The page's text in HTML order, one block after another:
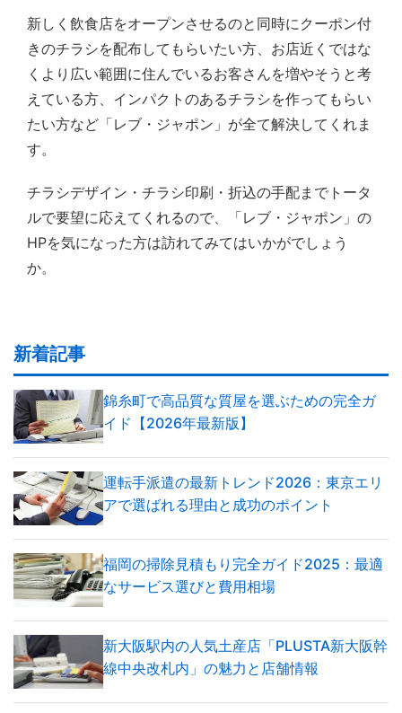
新しく飲食店をオープンさせるのと同時にクーポン付
きのチラシを配布してもらいたい方、お店近くではな
くより広い範囲に住んでいるお客さんを増やそうと考
えている方、インパクトのあるチラシを作ってもらい
たい方など「レブ・ジャポン」が全て解決してくれま
す。
チラシデザイン・チラシ印刷・折込の手配までトータ
ルで要望に応えてくれるので、「レブ・ジャポン」の
HPを気になった方は訪れてみてはいかがでしょう
か。
新着記事
錦糸町で高品質な質屋を選ぶための完全ガ
イド【2026年最新版】
運転手派遣の最新トレンド2026：東京エリ
アで選ばれる理由と成功のポイント
福岡の掃除見積もり完全ガイド2025：最適
なサービス選びと費用相場
新大阪駅内の人気土産店「PLUSTA新大阪幹
線中央改札内」の魅力と店舗情報